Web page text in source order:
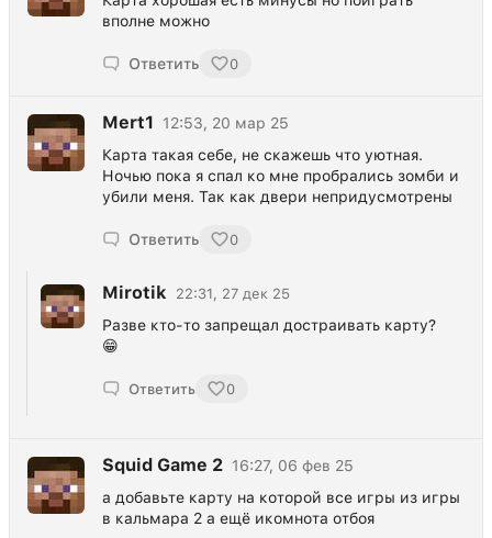
вполне можно
Ответить 0
Mert1
12:53, 20 мар 25
Карта такая себе, не скажешь что уютная.
Ночью пока я спал ко мне пробрались зомби и
убили меня. Так как двери непридусмотрены
Ответить 0
Mirotik 22:31, 27 дек 25
Разве кто-то запрещал достраивать карту?
😁
Ответить 0
Squid Game 2 16:27, 06 фев 25
а добавьте карту на которой все игры из игры
в кальмара 2 а ещё икомнота отбоя